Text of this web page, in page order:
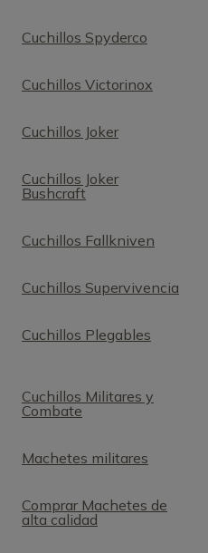
Cuchillos Spyderco
Cuchillos Victorinox
Cuchillos Joker
Cuchillos Joker
Bushcraft
Cuchillos Fallkniven
Cuchillos Supervivencia
Cuchillos Plegables
Cuchillos Militares y
Combate
Machetes militares
Comprar Machetes de
alta calidad